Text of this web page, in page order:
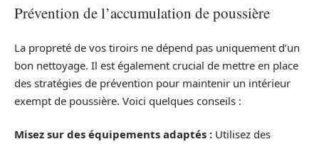
Prévention de l’accumulation de poussière
La propreté de vos tiroirs ne dépend pas uniquement d’un
bon nettoyage. Il est également crucial de mettre en place
des stratégies de prévention pour maintenir un intérieur
exempt de poussière. Voici quelques conseils :
Misez sur des équipements adaptés : Utilisez des